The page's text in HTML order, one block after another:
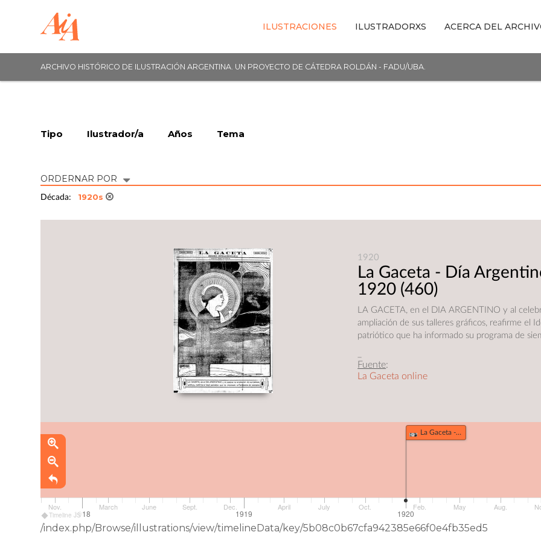
ILUSTRACIONES ILUSTRADORXS ACERCA DEL
ARCHIVO HISTÓRICO DE ILUSTRACIÓN ARGENTINA. UN PROYECTO DE CÁTEDRA ROLDÁN - FADU/UBA.
Tipo Ilustrador/a Años Tema
ORDERNAR POR
Década: 1920s
1920
La Gaceta - Día
1920 (460)
LA GACETA, en el DIA ARGENTINO y al
ampliación de sus talleres gráficos, reafirme el
patriótico que ha informado su programa de
Fuente:
La Gaceta online
Timeline JS
La Gaceta - Día Argentino 1920 (460)
1918 1919 1920
Nov. March June Sept. Dec. April July Oct. Feb. May Aug.
/index.php/Browse/illustrations/view/timelineData/key/5b08c0b67cfa942385e66f0e4fb35ed5